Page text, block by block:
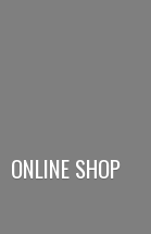
ONLINE SHOP